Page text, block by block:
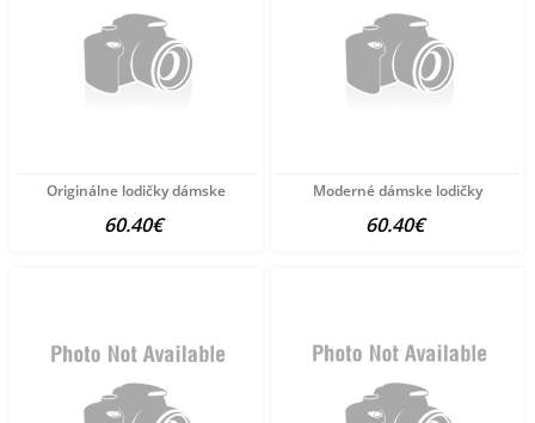
Originálne lodičky dámske
60.40€
Moderné dámske lodičky
60.40€